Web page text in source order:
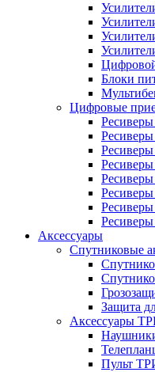
Блоки
Цифровые
Ресиверы
Ресиверы
Аксессуары
Спутниковые
Защита
Аксессуары
Пульт